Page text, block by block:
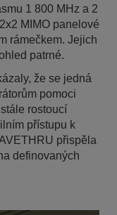
1 800 MHz a 2
MIMO panelové
rámečkem. Jejich
patrné.
že se jedná
pomoci
rostoucí
přístupu k
přispěla
definovaných